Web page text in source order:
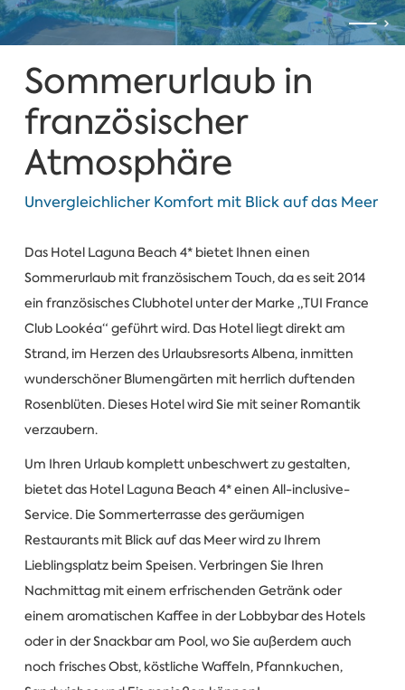
Sommerurlaub in
französischer
Atmosphäre
Unvergleichlicher Komfort mit Blick auf das Meer
Das Hotel Laguna Beach 4* bietet Ihnen einen
Sommerurlaub mit französischem Touch, da es seit 2014
ein französisches Clubhotel unter der Marke „TUI France
Club Lookéa“ geführt wird. Das Hotel liegt direkt am
Strand, im Herzen des Urlaubsresorts Albena, inmitten
wunderschöner Blumengärten mit herrlich duftenden
Rosenblüten. Dieses Hotel wird Sie mit seiner Romantik
verzaubern.
Um Ihren Urlaub komplett unbeschwert zu gestalten,
bietet das Hotel Laguna Beach 4* einen All-inclusive-
Service. Die Sommerterrasse des geräumigen
Restaurants mit Blick auf das Meer wird zu Ihrem
Lieblingsplatz beim Speisen. Verbringen Sie Ihren
Nachmittag mit einem erfrischenden Getränk oder
einem aromatischen Kaffee in der Lobbybar des Hotels
oder in der Snackbar am Pool, wo Sie außerdem auch
noch frisches Obst, köstliche Waffeln, Pfannkuchen,